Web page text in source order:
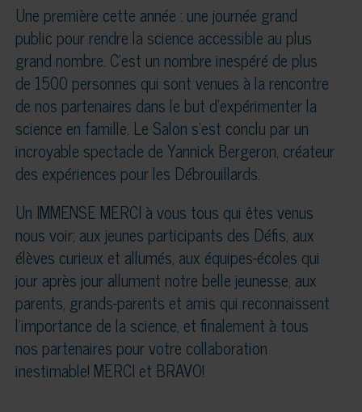
Une première cette année : une journée grand
public pour rendre la science accessible au plus
grand nombre. C’est un nombre inespéré de plus
de 1500 personnes qui sont venues à la rencontre
de nos partenaires dans le but d’expérimenter la
science en famille. Le Salon s’est conclu par un
incroyable spectacle de Yannick Bergeron, créateur
des expériences pour les Débrouillards.
Un IMMENSE MERCI à vous tous qui êtes venus
nous voir; aux jeunes participants des Défis, aux
élèves curieux et allumés, aux équipes-écoles qui
jour après jour allument notre belle jeunesse, aux
parents, grands-parents et amis qui reconnaissent
l’importance de la science, et finalement à tous
nos partenaires pour votre collaboration
inestimable! MERCI et BRAVO!